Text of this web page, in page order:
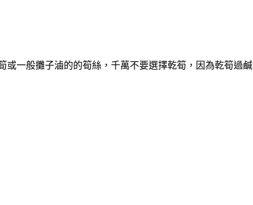
或一般攤子滷的的筍絲，千萬不要選擇乾筍，因為乾筍過